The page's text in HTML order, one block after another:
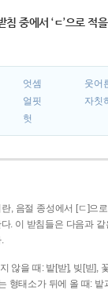
침 중에서 ‘ㄷ’으로 적
엇셈 웃어
얼핏 자칫
헛
, 음절 종성에서 [ㄷ]으
다. 이 받침들은 다음과
않을 때: 밭[받], 빚[빋],
형태소가 뒤에 올 때: 밭